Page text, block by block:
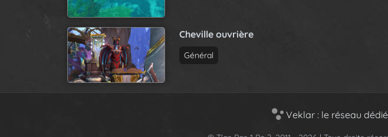
Cheville ouvrière
Général
Veklar : le réseau